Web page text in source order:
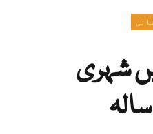
شہری
حکومت کا 46 سالہ